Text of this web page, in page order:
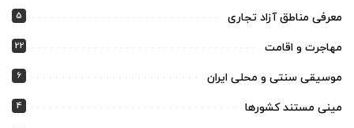
معرفی مناطق آزاد تجاری 5
مهاجرت و اقامت 22
موسیقی سنتی و محلی ایران 6
مینی مستند کشورها 4